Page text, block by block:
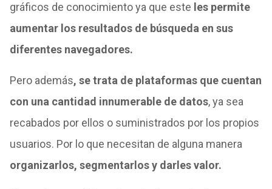
gráficos de conocimiento ya que este les permite
aumentar los resultados de búsqueda en sus
diferentes navegadores.
Pero además, se trata de plataformas que cuentan
con una cantidad innumerable de datos, ya sea
recabados por ellos o suministrados por los propios
usuarios. Por lo que necesitan de alguna manera
organizarlos, segmentarlos y darles valor.